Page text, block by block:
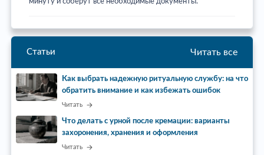
Статьи Читать все
Как выбрать надежную ритуальную службу: на что
обратить внимание и как избежать ошибок
Читать
Что делать с урной после кремации: варианты
захоронения, хранения и оформления
Читать